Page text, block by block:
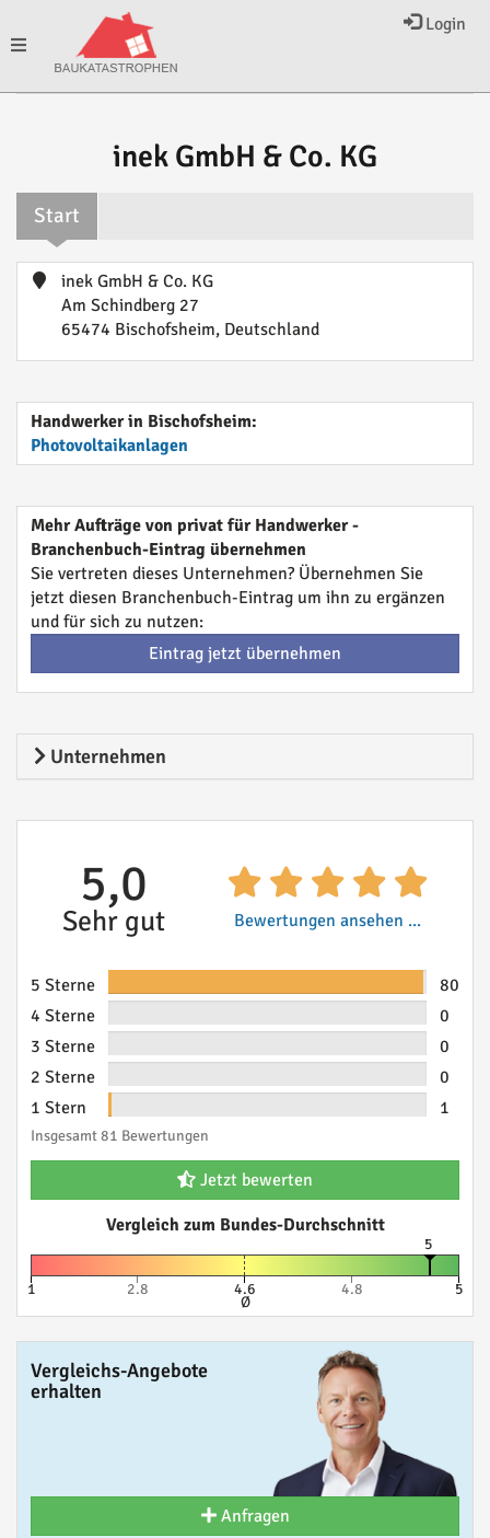
Login
Toggle
inek GmbH & Co. KG
Start
inek GmbH & Co. KG
Am Schindberg 27
65474 Bischofsheim, Deutschland
Handwerker in Bischofsheim:
Photovoltaikanlagen
Mehr Aufträge von privat für Handwerker -
Branchenbuch-Eintrag übernehmen
Sie vertreten dieses Unternehmen? Übernehmen Sie
jetzt diesen Branchenbuch-Eintrag um ihn zu ergänzen
und für sich zu nutzen:
Eintrag jetzt übernehmen
Unternehmen
5,0
Sehr gut Bewertungen ansehen ...
5 Sterne
80
4 Sterne
0
3 Sterne
0
2 Sterne
0
1 Stern
1
Insgesamt 81 Bewertungen
Jetzt bewerten
Vergleich zum Bundes-Durchschnitt
5
1 2.8 4.6
Ø
4.8 5
Vergleichs-Angebote
erhalten
Anfragen